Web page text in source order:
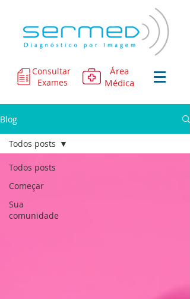
Consultar
Exames
Área
Médica
Blog
Todos posts
Começar
Sua
comunidade
Todos posts